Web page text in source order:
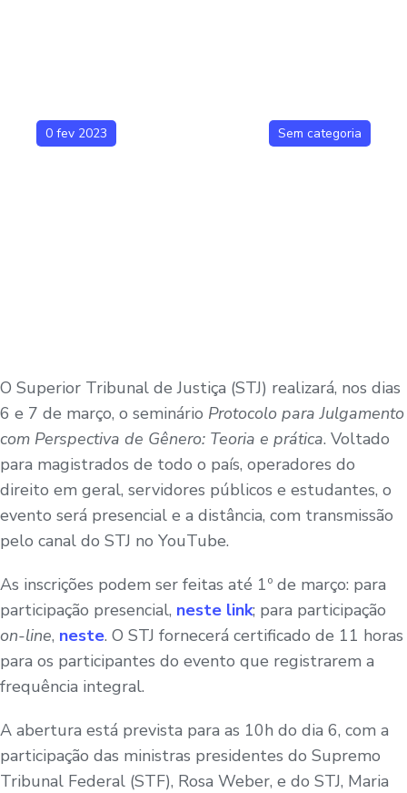
0 fev 2023 Sem categoria
O Superior Tribunal de Justiça (STJ) realizará, nos dias
6 e 7 de março, o seminário Protocolo para Julgamento
com Perspectiva de Gênero: Teoria e prática. Voltado
para magistrados de todo o país, operadores do
direito em geral, servidores públicos e estudantes, o
evento será presencial e a distância, com transmissão
pelo canal do STJ no YouTube.
As inscrições podem ser feitas até 1º de março: para
participação presencial, neste link; para participação
on-line, neste. O STJ fornecerá certificado de 11 horas
para os participantes do evento que registrarem a
frequência integral.
A abertura está prevista para as 10h do dia 6, com a
participação das ministras presidentes do Supremo
Tribunal Federal (STF), Rosa Weber, e do STJ, Maria